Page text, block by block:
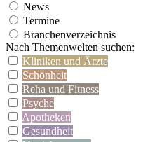
News
Termine
Branchenverzeichnis
Nach Themenwelten suchen:
Kliniken und Ärzte
Schönheit
Reha und Fitness
Psyche
Apotheken
Gesundheit